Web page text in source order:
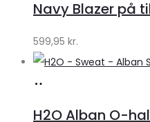
Navy Blazer på
599,95 kr.
H2O Alban O-